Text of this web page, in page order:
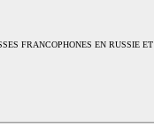
FRANCOPHONES EN RUSSIE ET